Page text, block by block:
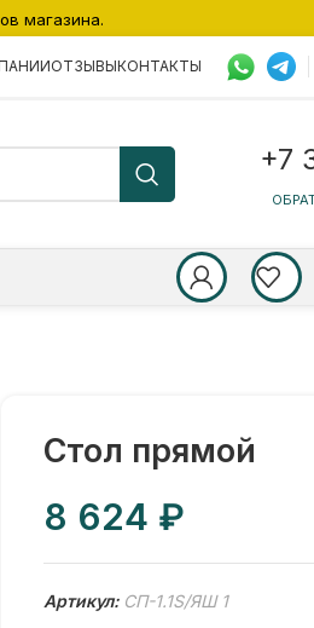
ОТЗЫВЫКОНТАКТЫ
+7
Стол прямой
₽
Артикул: СП-1.1S/ЯШ 1
магазина.